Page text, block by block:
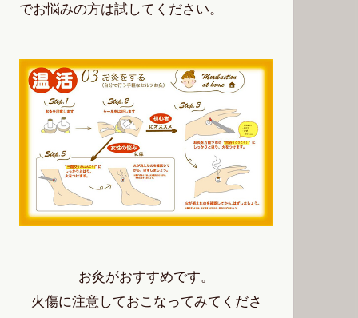
でお悩みの方は試してください。
お灸がおすすめです。
火傷に注意しておこなってみてくださ